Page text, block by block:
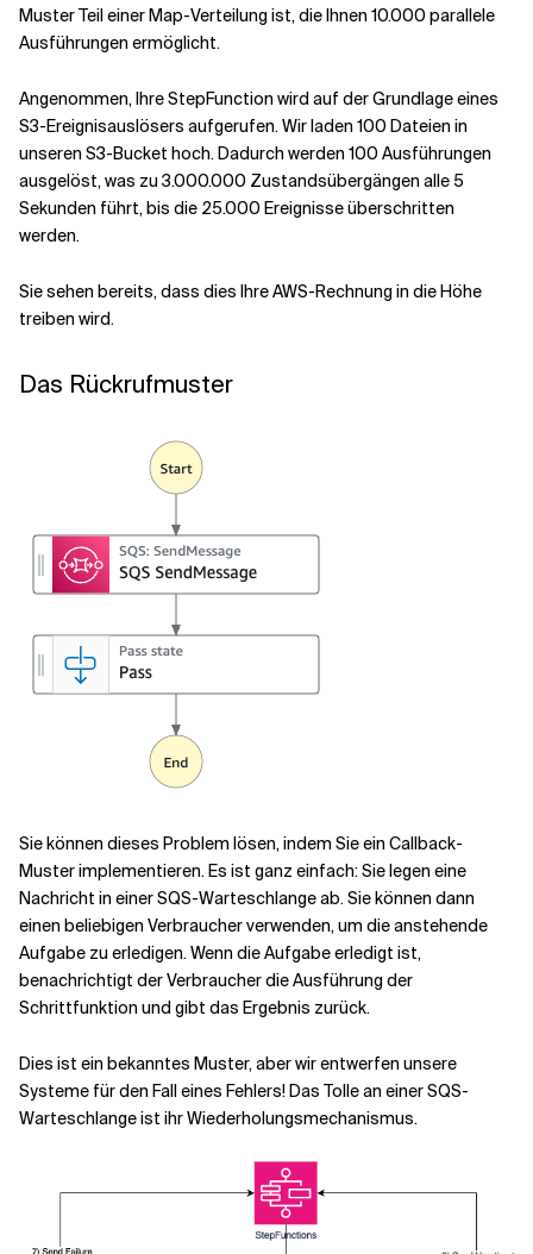
Muster Teil einer Map-Verteilung ist, die Ihnen 10.000 parallele
Ausführungen ermöglicht.
Angenommen, Ihre StepFunction wird auf der Grundlage eines
S3-Ereignisauslösers aufgerufen. Wir laden 100 Dateien in
unseren S3-Bucket hoch. Dadurch werden 100 Ausführungen
ausgelöst, was zu 3.000.000 Zustandsübergängen alle 5
Sekunden führt, bis die 25.000 Ereignisse überschritten
werden.
Sie sehen bereits, dass dies Ihre AWS-Rechnung in die Höhe
treiben wird.
Das Rückrufmuster
Sie können dieses Problem lösen, indem Sie ein Callback-
Muster implementieren. Es ist ganz einfach: Sie legen eine
Nachricht in einer SQS-Warteschlange ab. Sie können dann
einen beliebigen Verbraucher verwenden, um die anstehende
Aufgabe zu erledigen. Wenn die Aufgabe erledigt ist,
benachrichtigt der Verbraucher die Ausführung der
Schrittfunktion und gibt das Ergebnis zurück.
Dies ist ein bekanntes Muster, aber wir entwerfen unsere
Systeme für den Fall eines Fehlers! Das Tolle an einer SQS-
Warteschlange ist ihr Wiederholungsmechanismus.